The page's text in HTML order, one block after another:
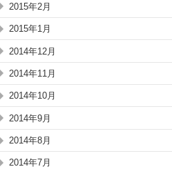
2015年2月
2015年1月
2014年12月
2014年11月
2014年10月
2014年9月
2014年8月
2014年7月